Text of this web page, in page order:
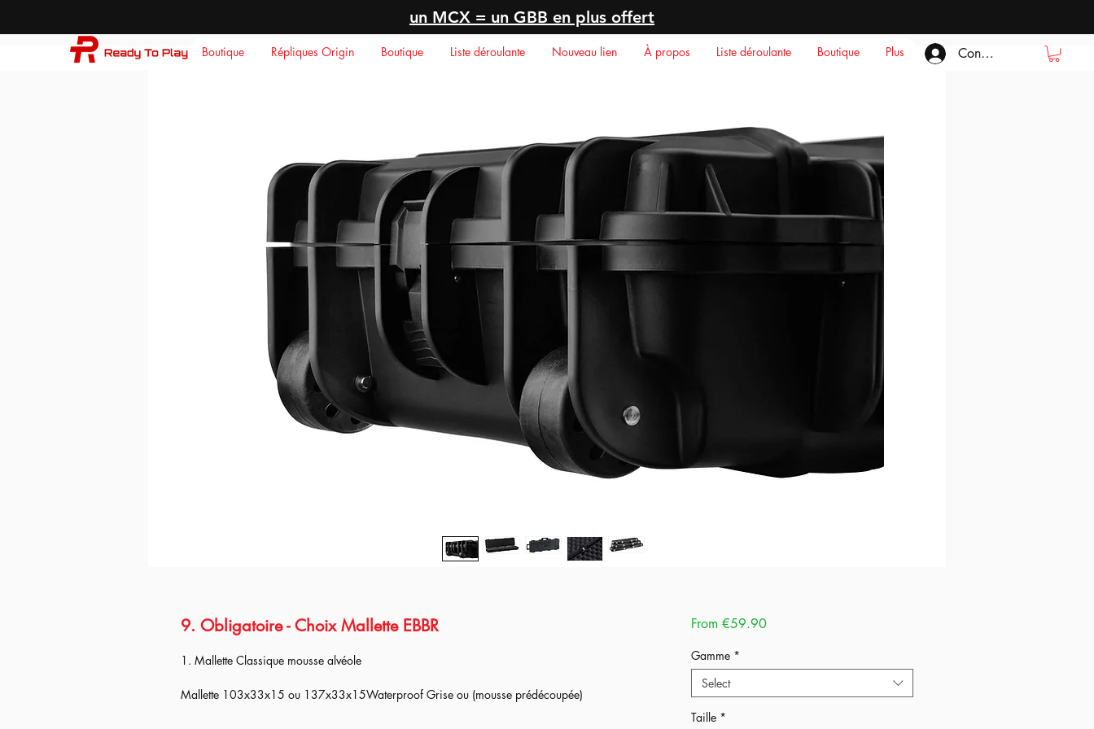
un MCX = un GBB en plus offert
Boutique Répliques Origin Boutique Liste déroulante Nouveau lien À propos Liste déroulante Boutique Plus Connexion
9. Obligatoire - Choix Mallette EBBR
1. Mallette Classique mousse alvéole
Mallette 103x33x15 ou 137x33x15Waterproof Grise ou (mousse prédécoupée)
From €59.90Sale
Gamme *
Select
Taille *